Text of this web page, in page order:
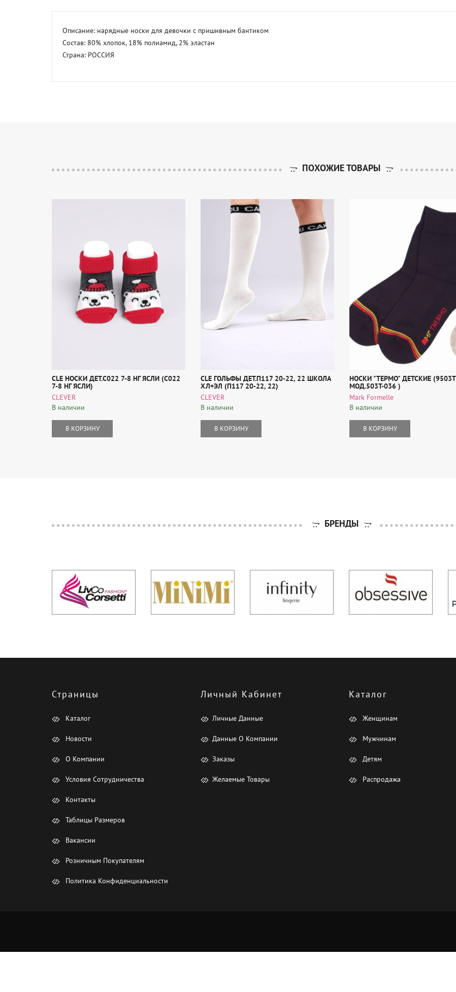
Описание: нарядные носки для девочки с пришивным бантиком
Состав: 80% хлопок, 18% полиамид, 2% эластан
Страна: РОССИЯ
ПОХОЖИЕ ТОВАРЫ
CLE НОСКИ ДЕТ.С022 7-8 НГ ЯСЛИ (С022
7-8 НГ ЯСЛИ)
CLEVER
В наличии
В КОРЗИНУ
CLE ГОЛЬФЫ ДЕТ.П117 20-22, 22 ШКОЛА
ХЛ+ЭЛ (П117 20-22, 22)
CLEVER
В наличии
В КОРЗИНУ
НОСКИ "ТЕРМО" ДЕТСКИЕ (9503T
МОД.503T-036 )
Mark Formelle
В наличии
В КОРЗИНУ
БРЕНДЫ
Страницы
Каталог
Новости
О Компании
Условия Сотрудничества
Контакты
Таблицы Размеров
Вакансии
Розничным Покупателям
Политика Конфиденциальности
Личный Кабинет
Личные Данные
Данные О Компании
Заказы
Желаемые Товары
Каталог
Женщинам
Мужчинам
Детям
Распродажа